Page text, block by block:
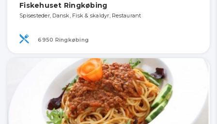
Fiskehuset Ringkøbing
Spisesteder, Dansk, Fisk & skaldyr, Restaurant
6950 Ringkøbing